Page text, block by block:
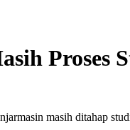
Proses
masih ditahap